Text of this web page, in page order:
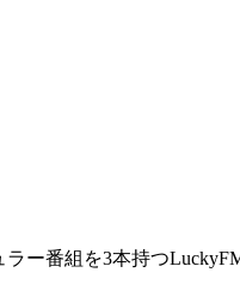
ー番組を3本持つ